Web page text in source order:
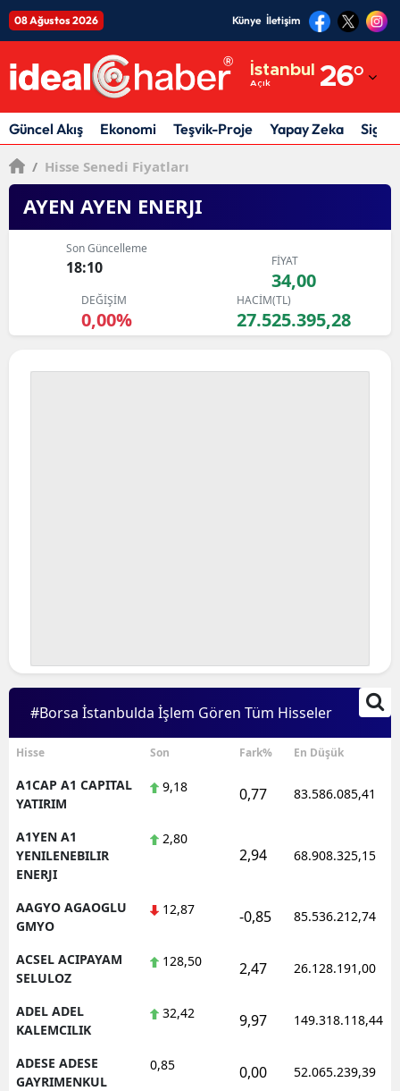
08 Ağustos 2026 Künye İletişim
İstanbul
Açık 26°
Adıyaman
Afyonkarahisar
Antalya
Artvin
Çankırı
Çorum
Denizli
Diyarbakır
Elazığ
Eskişehir
Gümüşhane
Güncel Akış Ekonomi Teşvik-Proje Yapay Zeka
/ Hisse Senedi Fiyatları
AYEN AYEN ENERJI
Son Güncelleme
18:10 FİYAT
34,00
DEĞİŞİM
0,00%
HACİM(TL)
27.525.395,28
#Borsa İstanbulda İşlem Gören Tüm Hisseler
Hisse Son Fark% En Düşük
A1CAP A1 CAPITAL
YATIRIM
9,18 0,77 83.586.085,41
A1YEN A1
YENILENEBILIR
ENERJI
2,80
2,94 68.908.325,15
AAGYO AGAOGLU
GMYO
12,87 -0,85 85.536.212,74
ACSEL ACIPAYAM
SELULOZ
128,50 2,47 26.128.191,00
ADEL ADEL
KALEMCILIK
32,42 9,97 149.318.118,44
ADESE ADESE
GAYRIMENKUL
0,85 0,00 52.065.239,39